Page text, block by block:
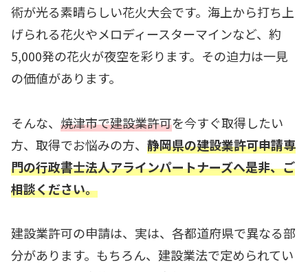
術が光る素晴らしい花火大会です。海上から打ち上
げられる花火やメロディースターマインなど、約
5,000発の花火が夜空を彩ります。その迫力は一見
の価値があります。
そんな、焼津市で建設業許可を今すぐ取得したい
方、取得でお悩みの方、静岡県の建設業許可申請専
門の行政書士法人アラインパートナーズへ是非、ご
相談ください。
建設業許可の申請は、実は、各都道府県で異なる部
分があります。もちろん、建設業法で定められてい